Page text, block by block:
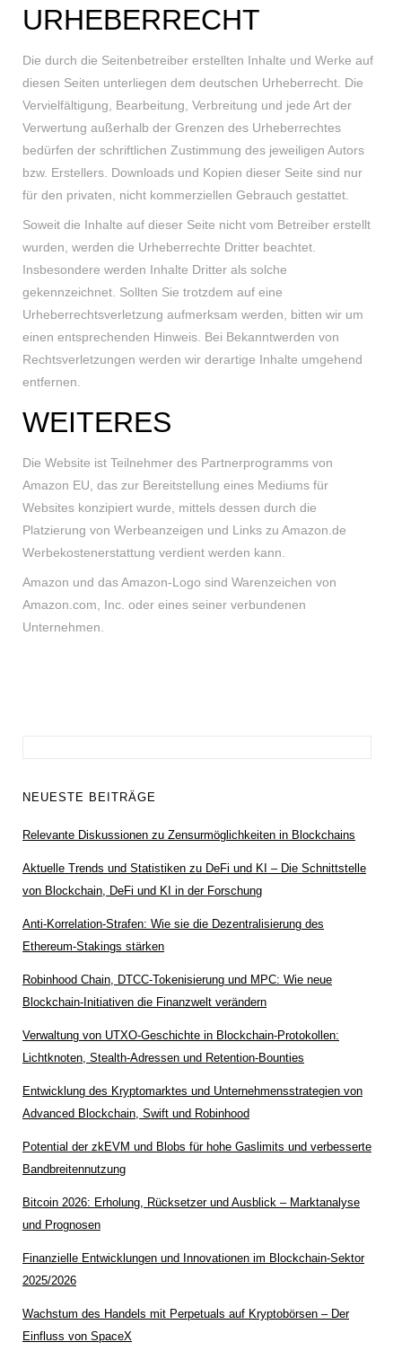
URHEBERRECHT
Die durch die Seitenbetreiber erstellten Inhalte und Werke auf
diesen Seiten unterliegen dem deutschen Urheberrecht. Die
Vervielfältigung, Bearbeitung, Verbreitung und jede Art der
Verwertung außerhalb der Grenzen des Urheberrechtes
bedürfen der schriftlichen Zustimmung des jeweiligen Autors
bzw. Erstellers. Downloads und Kopien dieser Seite sind nur
für den privaten, nicht kommerziellen Gebrauch gestattet.
Soweit die Inhalte auf dieser Seite nicht vom Betreiber erstellt
wurden, werden die Urheberrechte Dritter beachtet.
Insbesondere werden Inhalte Dritter als solche
gekennzeichnet. Sollten Sie trotzdem auf eine
Urheberrechtsverletzung aufmerksam werden, bitten wir um
einen entsprechenden Hinweis. Bei Bekanntwerden von
Rechtsverletzungen werden wir derartige Inhalte umgehend
entfernen.
WEITERES
Die Website ist Teilnehmer des Partnerprogramms von
Amazon EU, das zur Bereitstellung eines Mediums für
Websites konzipiert wurde, mittels dessen durch die
Platzierung von Werbeanzeigen und Links zu Amazon.de
Werbekostenerstattung verdient werden kann.
Amazon und das Amazon-Logo sind Warenzeichen von
Amazon.com, Inc. oder eines seiner verbundenen
Unternehmen.
NEUESTE BEITRÄGE
Relevante Diskussionen zu Zensurmöglichkeiten in Blockchains
Aktuelle Trends und Statistiken zu DeFi und KI – Die Schnittstelle
von Blockchain, DeFi und KI in der Forschung
Anti-Korrelation-Strafen: Wie sie die Dezentralisierung des
Ethereum-Stakings stärken
Robinhood Chain, DTCC-Tokenisierung und MPC: Wie neue
Blockchain-Initiativen die Finanzwelt verändern
Verwaltung von UTXO-Geschichte in Blockchain-Protokollen:
Lichtknoten, Stealth-Adressen und Retention-Bounties
Entwicklung des Kryptomarktes und Unternehmensstrategien von
Advanced Blockchain, Swift und Robinhood
Potential der zkEVM und Blobs für hohe Gaslimits und verbesserte
Bandbreitennutzung
Bitcoin 2026: Erholung, Rücksetzer und Ausblick – Marktanalyse
und Prognosen
Finanzielle Entwicklungen und Innovationen im Blockchain-Sektor
2025/2026
Wachstum des Handels mit Perpetuals auf Kryptobörsen – Der
Einfluss von SpaceX